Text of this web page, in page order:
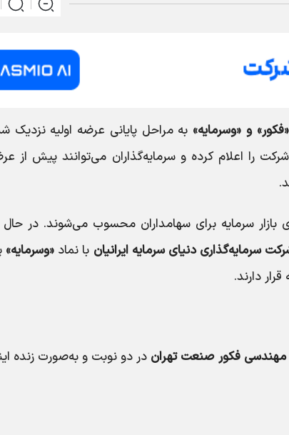
«فکور» و «وسرمایه» به مراحل پایانی عرضه اولیه نزدیک
را اعلام کرده و سرمایه‌گذاران می‌توانند پیش از
بازار سرمایه برای سهامداران محسوب می‌شوند. در
سرمایه‌گذاری دنیای سرمایه ایرانیان با نماد «وسرمایه»
دارند.
فکور صنعت تهران در دو نوبت و به‌صورت زنده